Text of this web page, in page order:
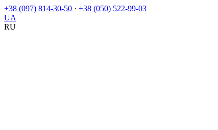
+38 (097) 814-30-50 · +38 (050) 522-99-03
UA
RU